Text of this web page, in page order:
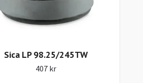
Sica LP 98.25/245TW
407 kr